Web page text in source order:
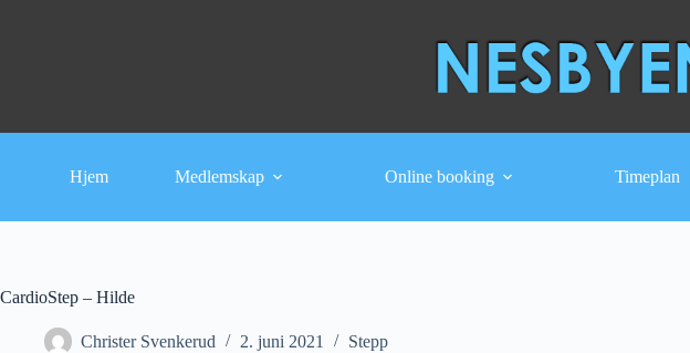
Hjem Medlemskap Online booking Timeplan
CardioStep – Hilde
Christer Svenkerud 2. juni 2021 Stepp